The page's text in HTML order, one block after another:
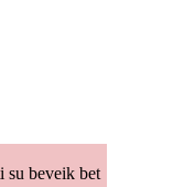
su beveik bet